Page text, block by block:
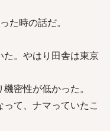
た時の話だ。
。やはり田舎は東京
密性が低かった。
て、ナマっていたこ